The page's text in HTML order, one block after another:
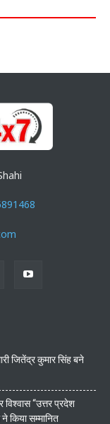
जितेंद्र कुमार सिंह बने
“उत्तर प्रदेश
किया सम्मानित